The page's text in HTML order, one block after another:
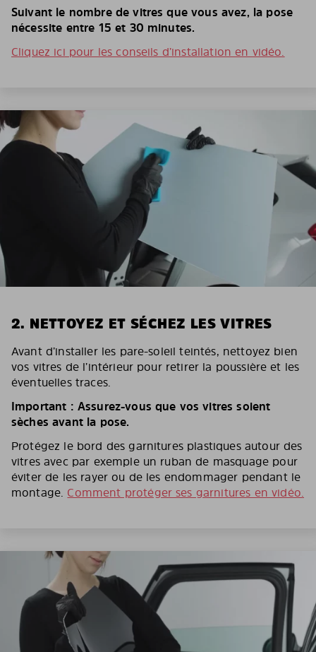
Suivant le nombre de vitres que vous avez, la pose
nécessite entre 15 et 30 minutes.
Cliquez ici pour les conseils d’installation en vidéo.
2. NETTOYEZ ET SÉCHEZ LES VITRES
Avant d’installer les pare-soleil teintés, nettoyez bien
vos vitres de l’intérieur pour retirer la poussière et les
éventuelles traces.
Important : Assurez-vous que vos vitres soient
sèches avant la pose.
Protégez le bord des garnitures plastiques autour des
vitres avec par exemple un ruban de masquage pour
éviter de les rayer ou de les endommager pendant le
montage. Comment protéger ses garnitures en vidéo.